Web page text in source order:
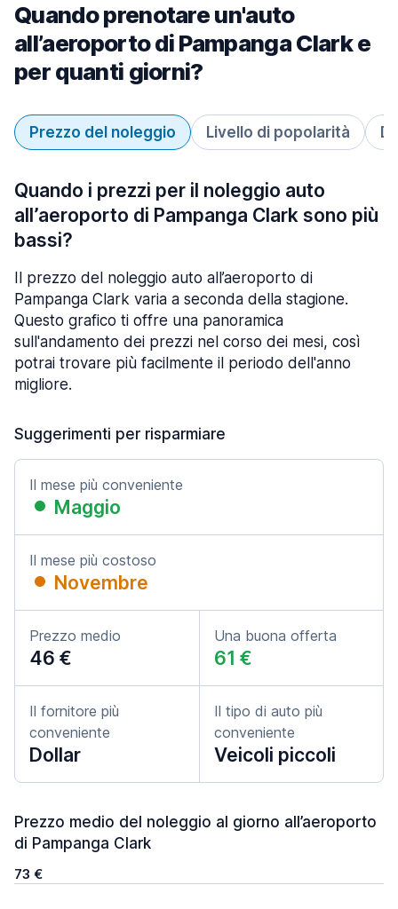
Quando prenotare un'auto
all’aeroporto di Pampanga Clark e
per quanti giorni?
Prezzo del noleggio Livello di popolarità
Quando i prezzi per il noleggio auto
all’aeroporto di Pampanga Clark sono più
bassi?
Il prezzo del noleggio auto all’aeroporto di
Pampanga Clark varia a seconda della stagione.
Questo grafico ti offre una panoramica
sull'andamento dei prezzi nel corso dei mesi, così
potrai trovare più facilmente il periodo dell'anno
migliore.
Suggerimenti per risparmiare
Il mese più conveniente
Maggio
Il mese più costoso
Novembre
Prezzo medio
46 €
Una buona offerta
61 €
Il fornitore più
conveniente
Dollar
Il tipo di auto più
conveniente
Veicoli piccoli
Prezzo medio del noleggio al giorno all’aeroporto
di Pampanga Clark
73 €